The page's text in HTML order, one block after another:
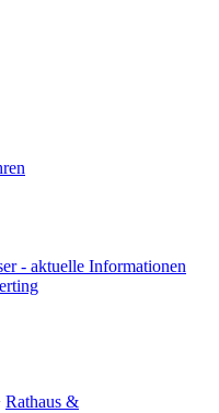
- aktuelle Informationen
Rathaus &